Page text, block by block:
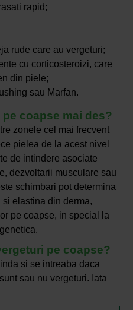
rapid;
rude care au vergeturi;
cu corticosteroizi, care
din piele;
sau Marfan.
coapse mai des?
zonele cel mai frecvent
pielea de la acest nivel
de intindere asociate
dezvoltarii musculare sau
schimbari pot determina
elastina din derma,
pe coapse, in special la
pe coapse?
si se intreaba daca
sau nu vergeturi. Iata